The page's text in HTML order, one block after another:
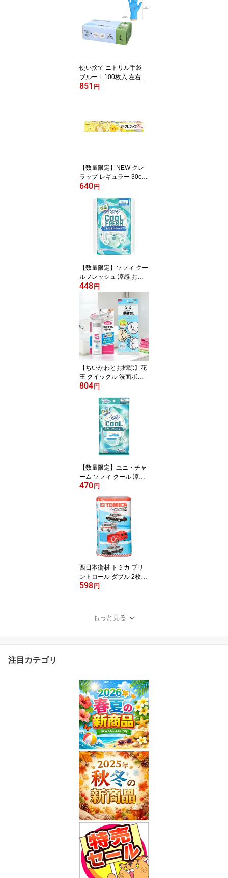
ヵ月用 ペアパック
使い捨て ニトリル手袋
ブルー L 100枚入 左右兼
用 パウダーフリー 青 粉
851 円
【数量限定】NEW クレ
ラップ レギュラー 30cm
×50m 食品用ラップ ポケ
640円
【数量限定】ソフィ クー
ルフレッシュ 涼感 おり
ものシート 50コ入 ユ
448円
【ちいかわとお掃除】花
王 クイックル 洗面ボウ
ルクリーナー 本体 100ml
かわ キャラクターズ メ
ラミンスポンジ 使い捨て
クリーナー
804円
【数量限定】ユニ・チャ
ーム ソフィ クール 涼感
デリケートウェットシー
ト 16枚（8枚入×2） ト
イレに流せる ウェットシ
ート クーリングミントの
470円
西日本衛材 トミカ プリ
ントロール ダブル 2枚重
ね 25m ×12ロール （ ト
※全8種類の柄がランダ
598円
もっと見る
注目カテゴリ